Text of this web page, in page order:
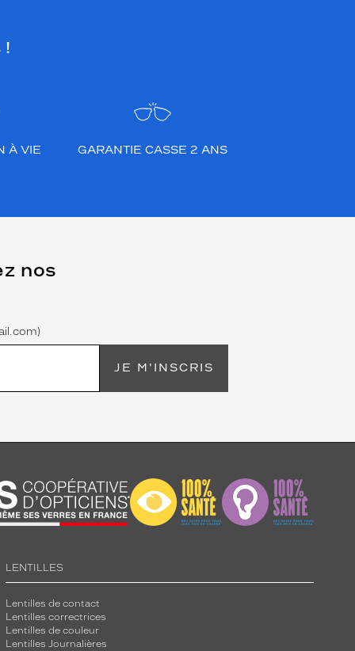
!
À VIE GARANTIE CASSE 2 ANS
nos
JE M'INSCRIS
LENTILLES
Lentilles de contact
Lentilles correctrices
Lentilles de couleur
Lentilles Journalières